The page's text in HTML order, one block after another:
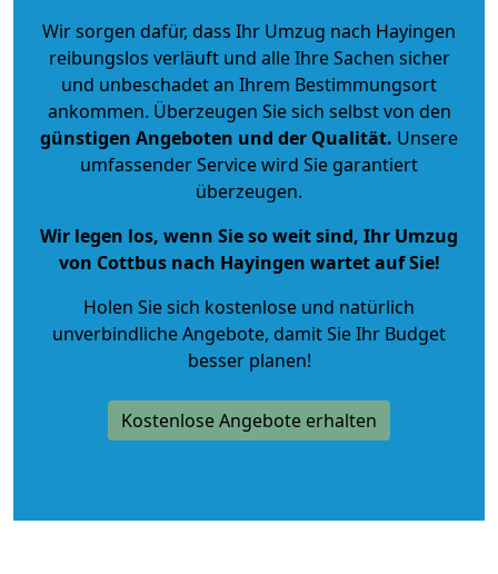
Wir sorgen dafür, dass Ihr Umzug nach Hayingen
reibungslos verläuft und alle Ihre Sachen sicher
und unbeschadet an Ihrem Bestimmungsort
ankommen. Überzeugen Sie sich selbst von den
günstigen Angeboten und der Qualität. Unsere
umfassender Service wird Sie garantiert
überzeugen.
Wir legen los, wenn Sie so weit sind, Ihr Umzug
von Cottbus nach Hayingen wartet auf Sie!
Holen Sie sich kostenlose und natürlich
unverbindliche Angebote, damit Sie Ihr Budget
besser planen!
Kostenlose Angebote erhalten